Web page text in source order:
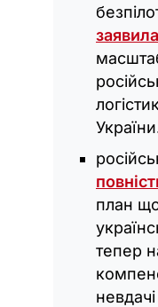
заявила
план
тепер